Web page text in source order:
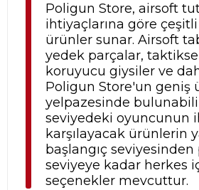
Poligun Store, airsoft
ihtiyaçlarına göre
ürünler sunar. Airsoft
yedek parçalar,
koruyucu giysiler ve
Poligun Store'un geniş
yelpazesinde
seviyedeki oyuncunun
karşılayacak ürünlerin
başlangıç seviyesinden
seviyeye kadar herkes
seçenekler mevcuttur.